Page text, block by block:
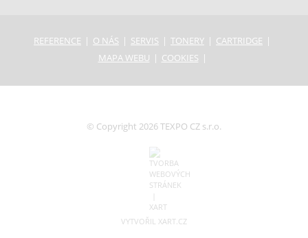
REFERENCE O NÁS SERVIS TONERY
CARTRIDGE
MAPA WEBU
COOKIES
© Copyright 2026 TEXPO CZ s.r.o.
VYTVOŘIL XART.CZ